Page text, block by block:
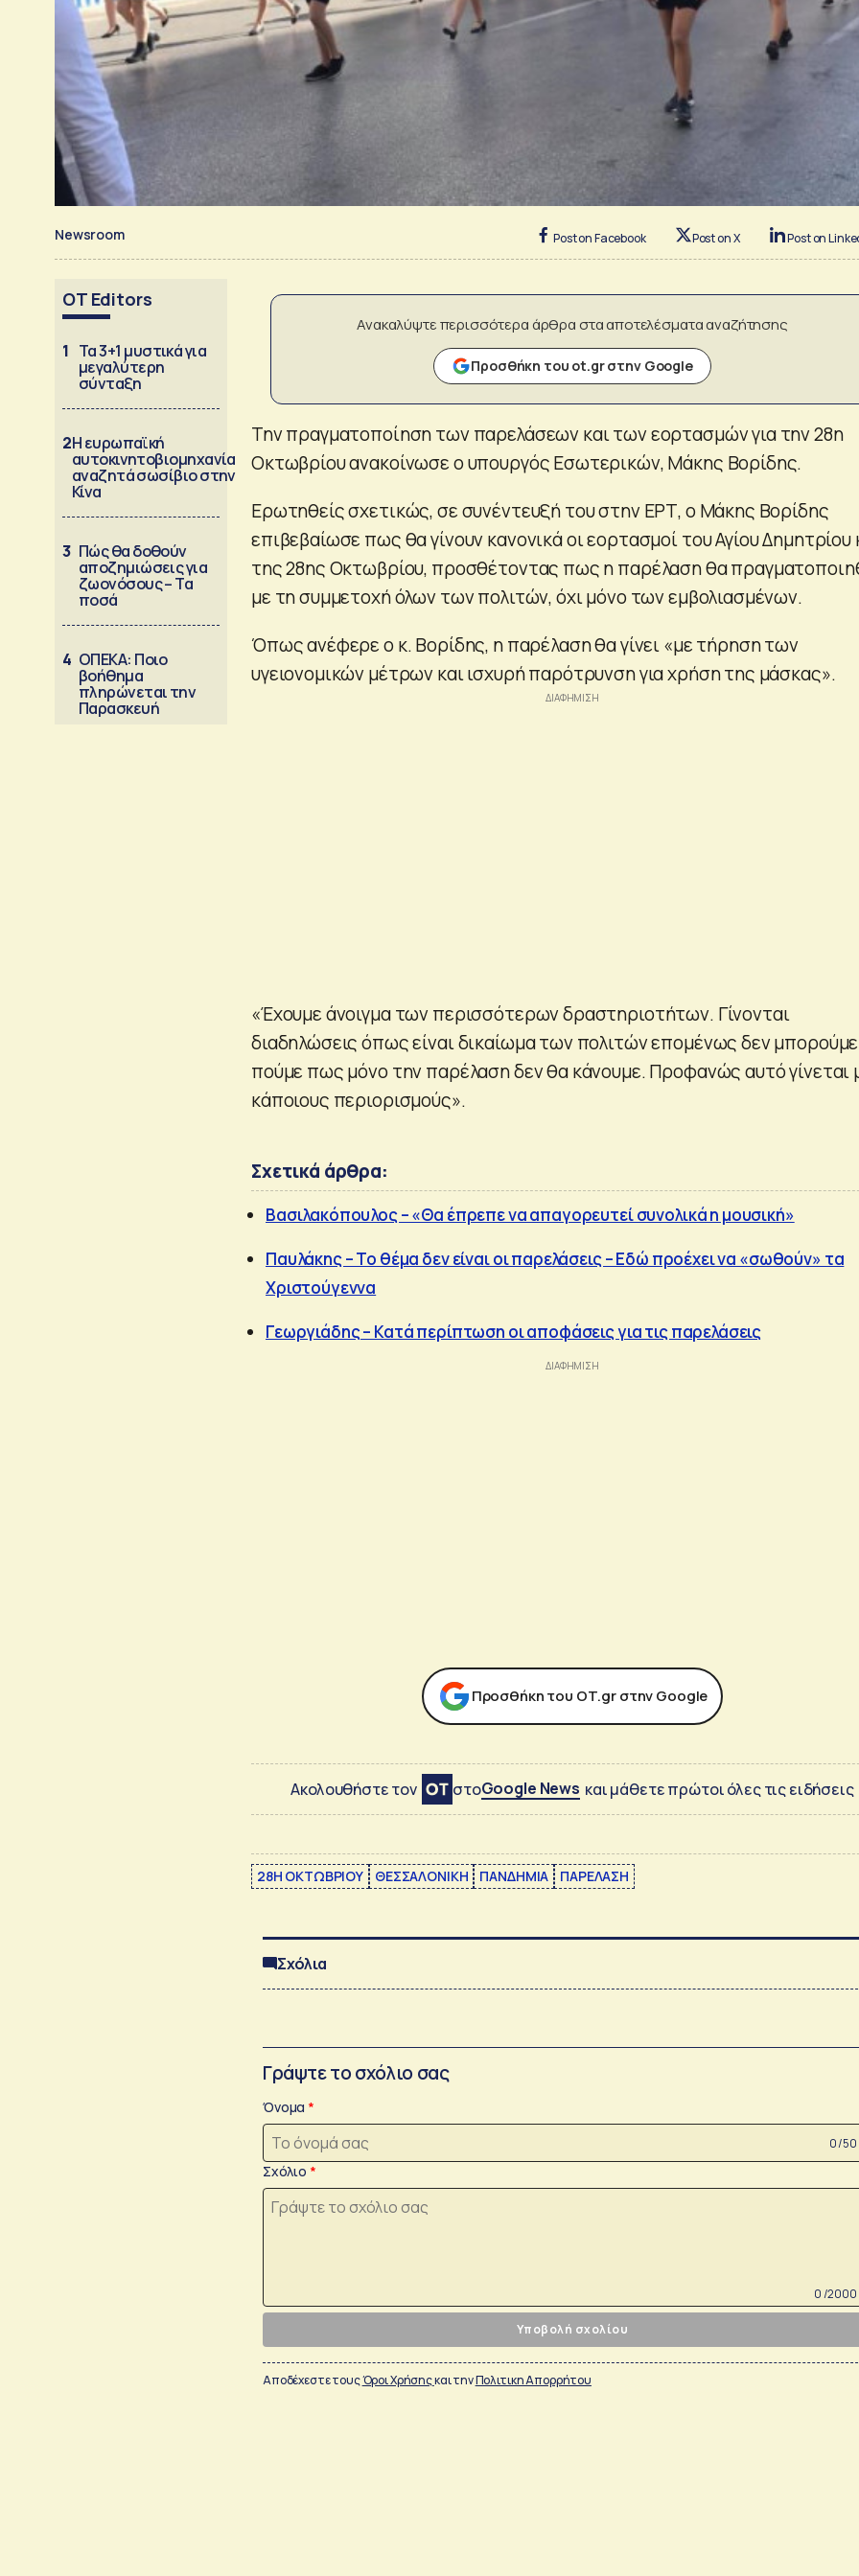
Newsroom Post on Facebook Post on X Post on
OT Editors
1 Τα 3+1 μυστικά για
μεγαλύτερη
σύνταξη
2Η ευρωπαϊκή
αυτοκινητοβιομηχανία
αναζητά σωσίβιο στην
Κίνα
3 Πώς θα δοθούν
αποζημιώσεις για
ζωονόσους – Τα
ποσά
4 ΟΠΕΚΑ: Ποιο
βοήθημα
πληρώνεται την
Παρασκευή
Ανακαλύψτε περισσότερα άρθρα στα αποτελέσματα αναζήτησης
Προσθήκη του ot.gr στην Google
Την πραγματοποίηση των παρελάσεων και των εορτασμών για την 28η
Οκτωβρίου ανακοίνωσε ο υπουργός Εσωτερικών, Μάκης Βορίδης.
Ερωτηθείς σχετικώς, σε συνέντευξή του στην ΕΡΤ, ο Μάκης Βορίδης
επιβεβαίωσε πως θα γίνουν κανονικά οι εορτασμοί του Αγίου Δημητρίου
της 28ης Οκτωβρίου, προσθέτοντας πως η παρέλαση θα
με τη συμμετοχή όλων των πολιτών, όχι μόνο των εμβολιασμένων.
Όπως ανέφερε ο κ. Βορίδης, η παρέλαση θα γίνει «με τήρηση των
υγειονομικών μέτρων και ισχυρή παρότρυνση για χρήση της μάσκας».
«Έχουμε άνοιγμα των περισσότερων δραστηριοτήτων. Γίνονται
διαδηλώσεις όπως είναι δικαίωμα των πολιτών επομένως δεν
πούμε πως μόνο την παρέλαση δεν θα κάνουμε. Προφανώς αυτό γίνεται
κάποιους περιορισμούς».
Σχετικά άρθρα:
Βασιλακόπουλος – «Θα έπρεπε να απαγορευτεί συνολικά η μουσική»
Παυλάκης – Το θέμα δεν είναι οι παρελάσεις – Εδώ προέχει να «σωθούν» τα
Χριστούγεννα
Γεωργιάδης – Κατά περίπτωση οι αποφάσεις για τις παρελάσεις
Προσθήκη του ΟΤ.gr στην Google
Ακολουθήστε τον στοGoogle News και μάθετε πρώτοι όλες τις ειδήσεις
28Η ΟΚΤΩΒΡΙΟΥ ΘΕΣΣΑΛΟΝΙΚΗ ΠΑΝΔΗΜΙΑ ΠΑΡΕΛΑΣΗ
Σχόλια
Γράψτε το σχόλιο σας
Όνομα
0 /50
Σχόλιο
0 /2000
Υποβολή σχολίου
Αποδέχεστε τουςΌροι Χρήσηςκαι τηνΠολιτικη Απορρήτου